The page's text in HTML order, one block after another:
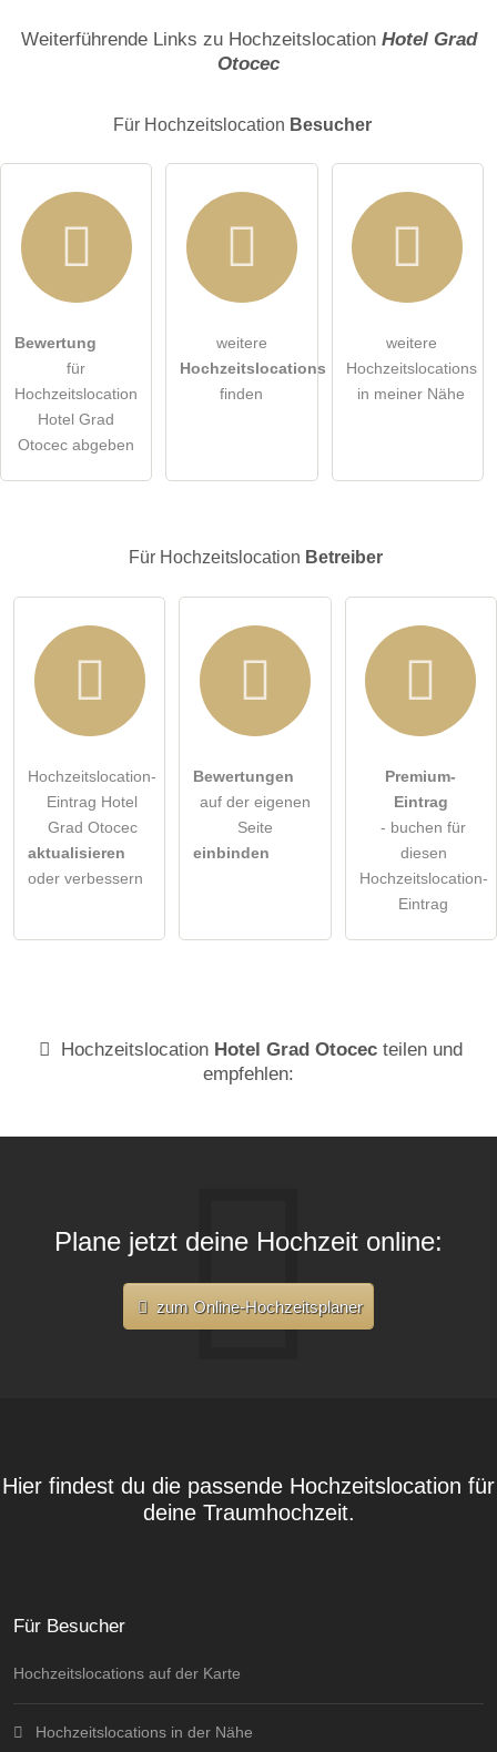
E-Mail-Adresse (wird nicht veröffentlicht)
Die Datenschutzerklärung habe ich zur Kenntnis genommen.
öffentliche Frage stellen
Hinweis:Bitte beachten Sie, öffentliche Fragen sindfür alle
Hochzeitslocation-Eintrag zu stellen.
Weiterführende Links zu Hochzeitslocation Hotel Grad
Otocec
Für Hochzeitslocation Besucher
Bewertung
für
Hochzeitslocation
Hotel Grad
Otocec abgeben
weitere
Hochzeitslocations
finden
weitere
Hochzeitslocations
in meiner Nähe
Für Hochzeitslocation Betreiber
Hochzeitslocation-
Eintrag Hotel
Grad Otocec
aktualisieren
oder verbessern
Bewertungen
auf der eigenen
Seite
einbinden
Premium-
Eintrag
- buchen für
diesen
Hochzeitslocation-
Eintrag
Hochzeitslocation Hotel Grad Otocecteilen und
empfehlen:
Plane jetzt deine Hochzeit online:
zum Online-Hochzeitsplaner
Hier findest du die passende Hochzeitslocation für
deine Traumhochzeit.
Für Besucher
Hochzeitslocations auf der Karte
Hochzeitslocations in der Nähe